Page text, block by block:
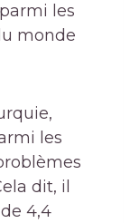
les
monde
les
dit, il
4,4